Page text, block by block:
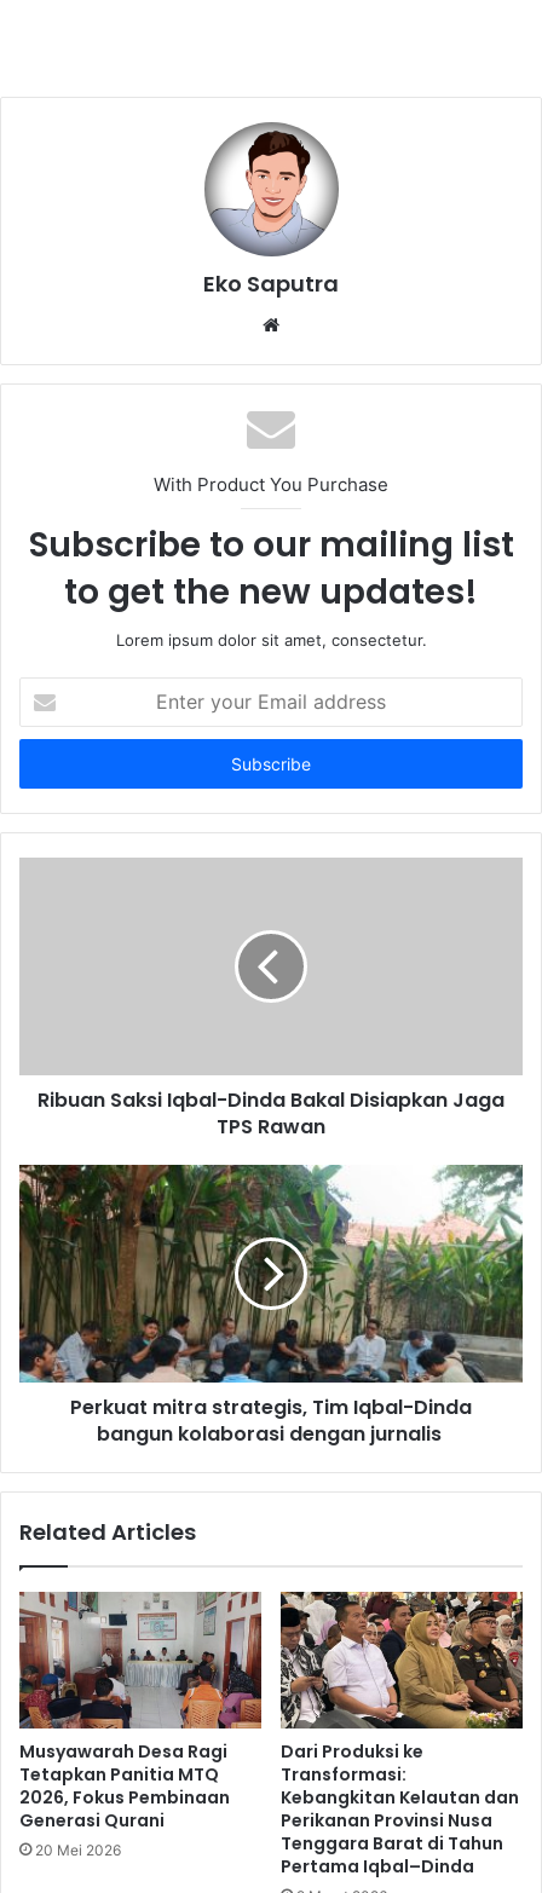
Eko Saputra
With Product You Purchase
Subscribe to our mailing list
to get the new updates!
Lorem ipsum dolor sit amet, consectetur.
your
Email
Ribuan Saksi Iqbal-Dinda Bakal Disiapkan Jaga
TPS Rawan
Perkuat mitra strategis, Tim Iqbal-Dinda
bangun kolaborasi dengan jurnalis
Related Articles
Musyawarah Desa Ragi
Tetapkan Panitia MTQ
2026, Fokus Pembinaan
Generasi Qurani
20 Mei 2026
Dari Produksi ke
Transformasi:
Kebangkitan Kelautan dan
Perikanan Provinsi Nusa
Tenggara Barat di Tahun
Pertama Iqbal–Dinda